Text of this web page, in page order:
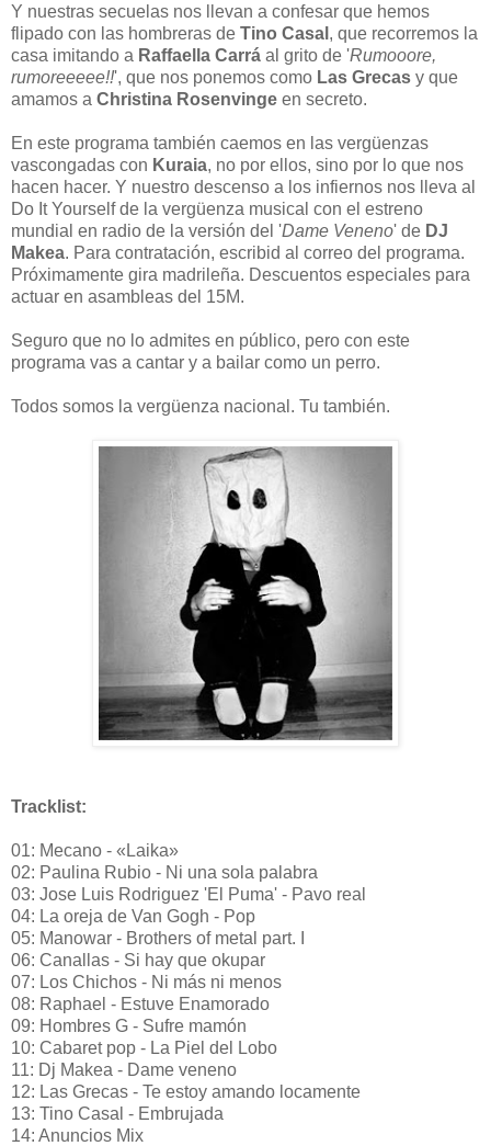
Y nuestras secuelas nos llevan a confesar que hemos
flipado con las hombreras de Tino Casal , que recorremos la
casa imitando a Raffaella Carrá al grito de 'Rumooore,
rumoreeeee!!', que nos ponemos como Las Grecas y que
amamos a Christina Rosenvinge en secreto.
En este programa también caemos en las vergüenzas
vascongadas con Kuraia, no por ellos, sino por lo que nos
hacen hacer. Y nuestro descenso a los infiernos nos lleva al
Do It Yourself de la vergüenza musical con el estreno
mundial en radio de la versión del 'Dame Veneno' de DJ
Makea. Para contratación, escribid al correo del programa.
Próximamente gira madrileña. Descuentos especiales para
actuar en asambleas del 15M.
Seguro que no lo admites en público, pero con este
programa vas a cantar y a bailar como un perro.
Todos somos la vergüenza nacional. Tu también.
Tracklist:
01: Mecano - «Laika»
02: Paulina Rubio - Ni una sola palabra
03: Jose Luis Rodriguez 'El Puma' - Pavo real
04: La oreja de Van Gogh - Pop
05: Manowar - Brothers of metal part. I
06: Canallas - Si hay que okupar
07: Los Chichos - Ni más ni menos
08: Raphael - Estuve Enamorado
09: Hombres G - Sufre mamón
10: Cabaret pop - La Piel del Lobo
11: Dj Makea - Dame veneno
12: Las Grecas - Te estoy amando locamente
13: Tino Casal - Embrujada
14: Anuncios Mix